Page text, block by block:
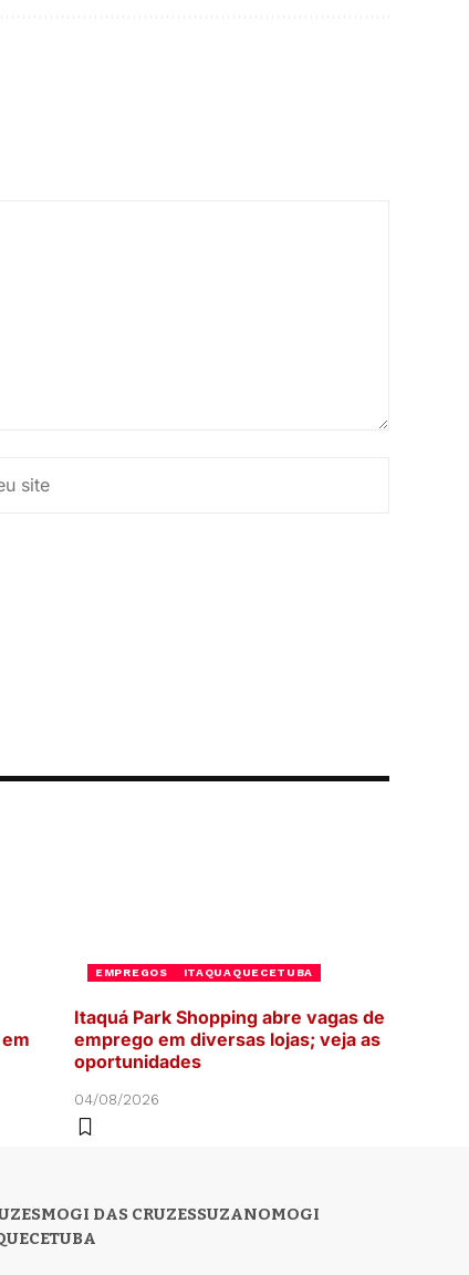
EMPREGOS ITAQUAQUECETUBA
Itaquá Park Shopping abre vagas de
emprego em diversas lojas; veja as
oportunidades
04/08/2026
MOGI DAS CRUZESSUZANOMOGI